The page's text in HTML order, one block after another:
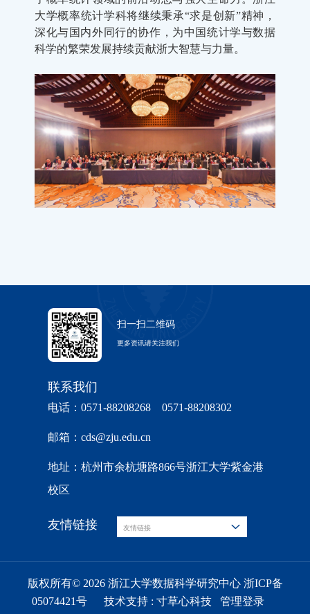
大学概率统计学科将继续秉承“求是创新”精神，
深化与国内外同行的协作，为中国统计学与数据
科学的繁荣发展持续贡献浙大智慧与力量。
扫一扫二维码
更多资讯请关注我们
联系我们
电话：0571-88208268 0571-88208302
邮箱：cds@zju.edu.cn
地址：杭州市余杭塘路866号浙江大学紫金港
校区
友情链接 友情链接
版权所有© 2026 浙江大学数据科学研究中心 浙ICP备
05074421号
技术支持 : 寸草心科技 管理登录